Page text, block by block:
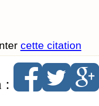
cette citation
: